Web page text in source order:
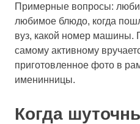
Примерные вопросы:
любимое блюдо, когда
вуз, какой номер машины.
самому активному
приготовленное фото в
именинницы.
Когда